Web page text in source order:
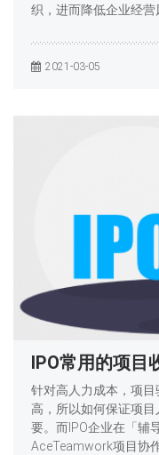
织，进而降低企业经营
2021-03-05
IPO常用的项目
针对高人力成本，项
高，所以如何保证项
要。而IPO企业在「辅
AceTeamwork项目协